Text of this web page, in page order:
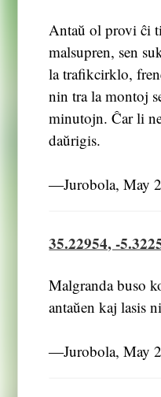
Antaŭ ol provi ĉi
malsupren, sen
la trafikcirklo,
nin tra la montoj
minutojn. Ĉar li
daŭrigis.
―Jurobola, May
35.22954, -
Malgranda buso
antaŭen kaj lasis
―Jurobola, May